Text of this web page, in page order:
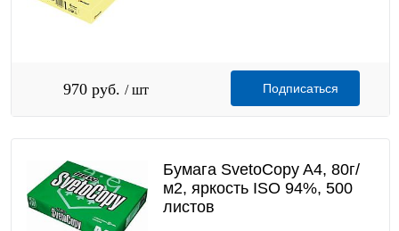
970 руб. / шт Подписаться
Бумага SvetoCopy A4, 80г/
м2, яркость ISO 94%, 500
листов